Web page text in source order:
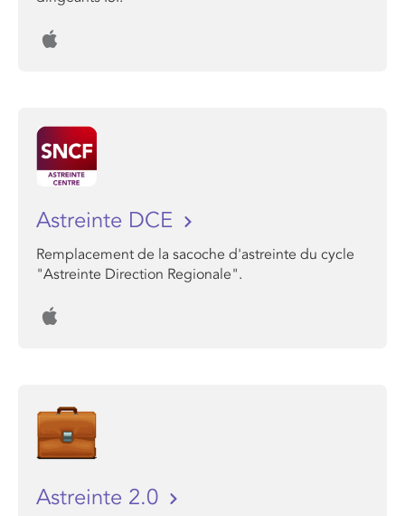
Astreinte DCE
Remplacement de la sacoche d'astreinte du cycle
"Astreinte Direction Regionale".
Astreinte 2.0